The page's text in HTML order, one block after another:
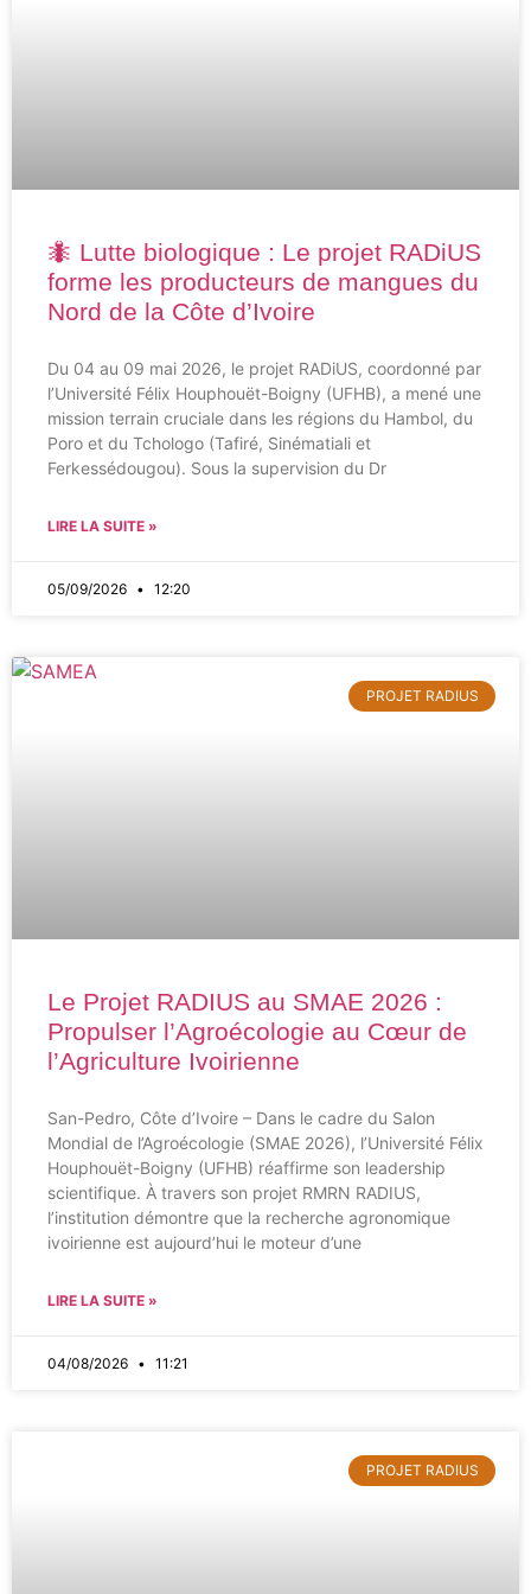
🐜 Lutte biologique : Le projet RADiUS
forme les producteurs de mangues du
Nord de la Côte d’Ivoire
Du 04 au 09 mai 2026, le projet RADiUS, coordonné par
l’Université Félix Houphouët-Boigny (UFHB), a mené une
mission terrain cruciale dans les régions du Hambol, du
Poro et du Tchologo (Tafiré, Sinématiali et
Ferkessédougou). Sous la supervision du Dr
LIRE LA SUITE »
05/09/2026 12:20
PROJET RADIUS
Le Projet RADIUS au SMAE 2026 :
Propulser l’Agroécologie au Cœur de
l’Agriculture Ivoirienne
San-Pedro, Côte d’Ivoire – Dans le cadre du Salon
Mondial de l’Agroécologie (SMAE 2026), l’Université Félix
Houphouët-Boigny (UFHB) réaffirme son leadership
scientifique. À travers son projet RMRN RADIUS,
l’institution démontre que la recherche agronomique
ivoirienne est aujourd’hui le moteur d’une
LIRE LA SUITE »
04/08/2026 11:21
PROJET RADIUS